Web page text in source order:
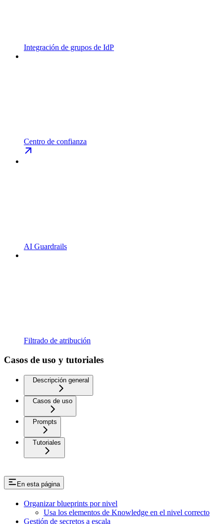
Integración de grupos de IdP
Centro de confianza
AI Guardrails
Filtrado de atribución
Casos de uso y tutoriales
Descripción general
Casos de uso
Prompts
Tutoriales
En esta página
Organizar blueprints por nivel
Usa los elementos de Knowledge en el nivel correcto
Gestión de secretos a escala